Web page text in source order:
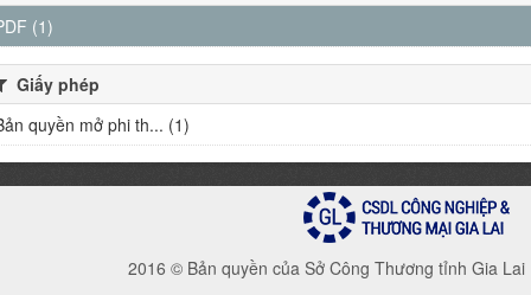
(1)
Giấy phép
quyền mở phi th... (1)
2016 © Bản quyền của Sở Công Thương tỉnh Gia Lai